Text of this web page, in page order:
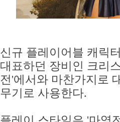
신규 플레이어블 캐릭
대표하던 장비인 크리
전'에서와 마찬가지로
무기로 사용한다.